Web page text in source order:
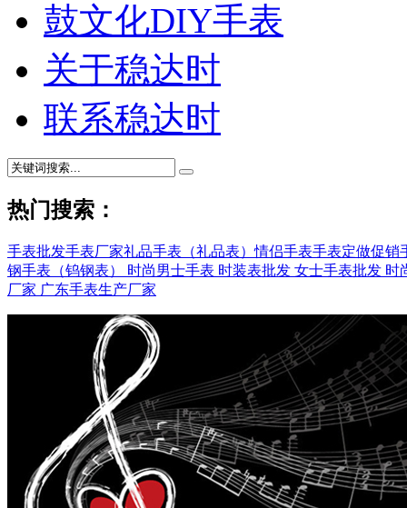
鼓文化DIY手表
关于稳达时
联系稳达时
热门搜索：
手表批发手表厂家礼品手表（礼品表）情侣手表手表定做促销
钢手表（钨钢表）
时尚男士手表 时装表批发 女士手表批发 时
厂家 广东手表生产厂家